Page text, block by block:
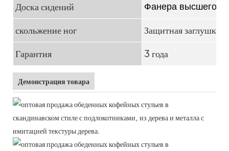
Доска сидений Фанера высшего
скольжение ног
Защитная заглушка
Гарантия
3 года
Демонстрация товара